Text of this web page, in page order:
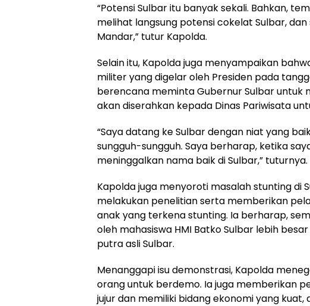
“Potensi Sulbar itu banyak sekali. Bahkan,
melihat langsung potensi cokelat Sulbar,
Mandar,” tutur Kapolda.
Selain itu, Kapolda juga menyampaikan
militer yang digelar oleh Presiden pada
berencana meminta Gubernur Sulbar untuk
akan diserahkan kepada Dinas Pariwisata
“Saya datang ke Sulbar dengan niat yang
sungguh-sungguh. Saya berharap, ketika
meninggalkan nama baik di Sulbar,” tuturnya.
Kapolda juga menyoroti masalah stunting
melakukan penelitian serta memberikan
anak yang terkena stunting. Ia berharap,
oleh mahasiswa HMI Batko Sulbar lebih
putra asli Sulbar.
Menanggapi isu demonstrasi, Kapolda
orang untuk berdemo. Ia juga memberikan
jujur dan memiliki bidang ekonomi yang